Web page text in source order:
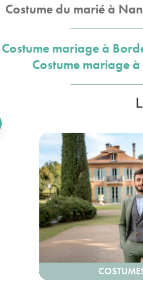
Costume du marié à
Costume mariage à
Costume mariage